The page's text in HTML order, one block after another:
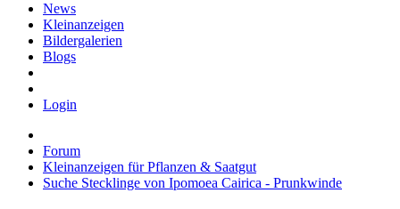
News
Kleinanzeigen
Bildergalerien
Blogs
Login
Forum
Kleinanzeigen für Pflanzen & Saatgut
Suche Stecklinge von Ipomoea Cairica - Prunkwinde